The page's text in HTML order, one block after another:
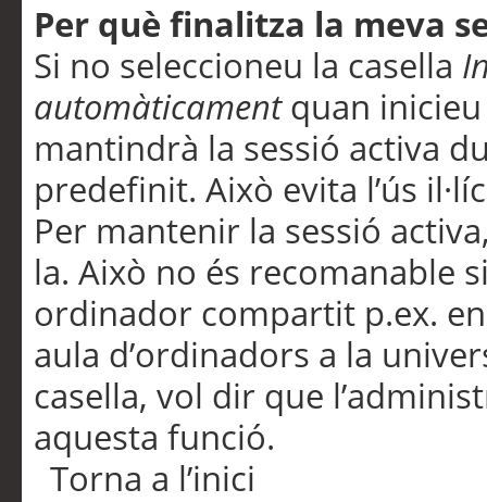
Per què finalitza la meva
Si no seleccioneu la casella
automàticamentquan inicieu
mantindrà la sessió activa
predefinit. Això evita l’ús
Per mantenir la sessió
la. Això no és recomanable
ordinador compartit p.ex.
aula d’ordinadors a la
casella, vol dir que
aquesta funció.
Torna a l’inici